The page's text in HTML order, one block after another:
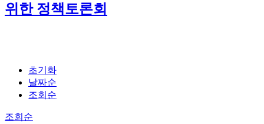
위한 정책토론회
초기화
날짜순
조회순
조회순